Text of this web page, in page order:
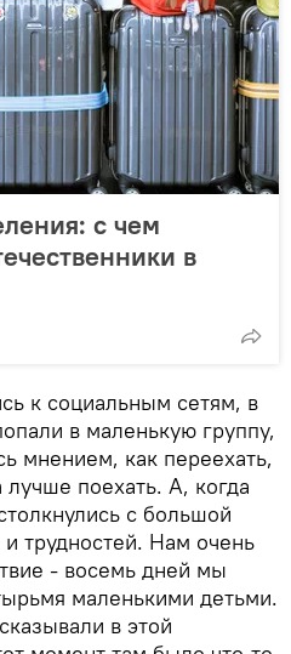
с чем
в
к социальным сетям, в
в маленькую группу,
мнением, как переехать,
лучше поехать. А, когда
с большой
трудностей. Нам очень
- восемь дней мы
маленькими детьми.
в этой